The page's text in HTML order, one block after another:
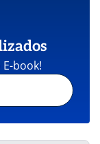
book!